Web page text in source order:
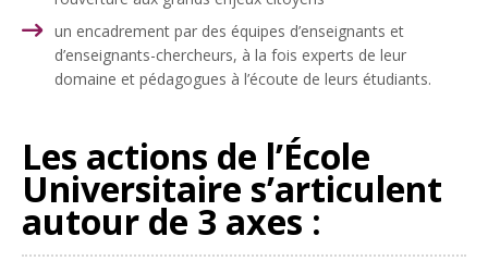
un encadrement par des équipes d’enseignants et
d’enseignants-chercheurs, à la fois experts de leur
domaine et pédagogues à l’écoute de leurs étudiants.
Les actions de l’École
Universitaire s’articulent
autour de 3 axes :